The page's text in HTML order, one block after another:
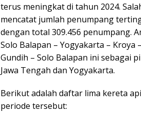
terus meningkat di tahun 2024.
mencatat jumlah penumpang
dengan total 309.456 penumpang.
Solo Balapan – Yogyakarta –
Gundih – Solo Balapan ini sebagai
Jawa Tengah dan Yogyakarta.
Berikut adalah daftar lima kereta
periode tersebut: